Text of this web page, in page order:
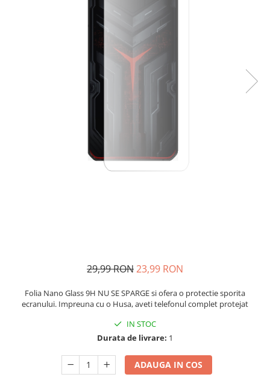
29,99 RON23,99 RON
Folia Nano Glass 9H NU SE SPARGE si ofera o protectie sporita
ecranului. Impreuna cu o Husa, aveti telefonul complet protejat
IN STOC
Durata de livrare: 1
ADAUGA IN COS